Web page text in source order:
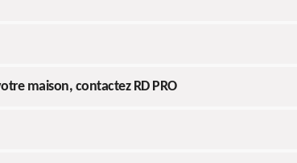
maison, contactez RD PRO